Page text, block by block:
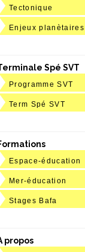
Tectonique
Enjeux planètaires
Spé SVT
Programme SVT
Term Spé SVT
Espace-éducation
Mer-éducation
Stages Bafa
propos